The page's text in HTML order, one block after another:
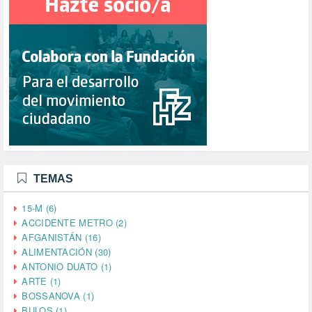
TEMAS
15-M (6)
ACCIDENTE METRO (2)
AFGANISTÁN (16)
ALIMENTACIÓN (30)
ANTONIO DUATO (1)
ARTE (1)
BOSSANOVA (1)